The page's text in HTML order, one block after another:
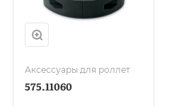
Аксессуары для роллет
575.11060